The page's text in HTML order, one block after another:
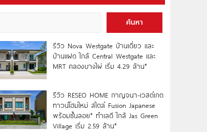
ค้นหา
รีวิว Nova Westgate บ้านเดี่ยว และ
บ้านแฝด ใกล้ Central Westgate และ
MRT คลองบางไผ่ เริ่ม 4.29 ล้าน*
รีวิว RESEO HOME กาญจนา-เวสต์เกต
ทาวน์โฮมใหม่ สไตล์ Fusion Japanese
พร้อมชั้นลอย* ทำเลดี ใกล้ Jas Green
Village เริ่ม 2.59 ล้าน*